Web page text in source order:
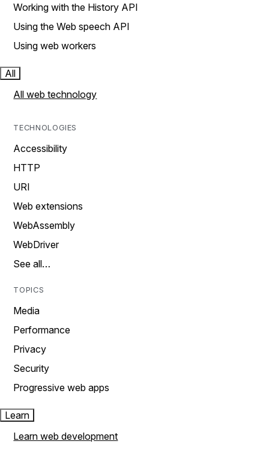
Working with the History API
Using the Web speech API
Using web workers
All
All web technology
TECHNOLOGIES
Accessibility
HTTP
URI
Web extensions
WebAssembly
WebDriver
See all…
TOPICS
Media
Performance
Privacy
Security
Progressive web apps
Learn
Learn web development